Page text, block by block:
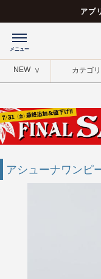
アプ
NEW カテゴ
アシューナワンピ